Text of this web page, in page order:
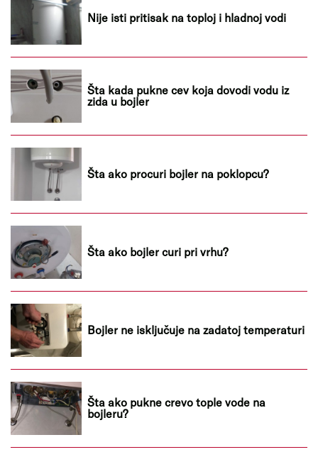
Nije isti pritisak na toploj i hladnoj vodi
Šta kada pukne cev koja dovodi vodu iz
zida u bojler
Šta ako procuri bojler na poklopcu?
Šta ako bojler curi pri vrhu?
Bojler ne isključuje na zadatoj temperaturi
Šta ako pukne crevo tople vode na
bojleru?